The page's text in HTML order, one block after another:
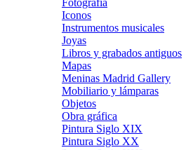
Fotografía
Iconos
Instrumentos musicales
Joyas
Libros y grabados antiguos
Mapas
Meninas Madrid Gallery
Mobiliario y lámparas
Objetos
Obra gráfica
Pintura Siglo XIX
Pintura Siglo XX